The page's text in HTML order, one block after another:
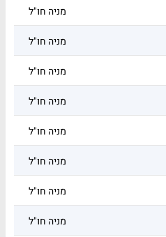
מניה חו"ל
מניה חו"ל
מניה חו"ל
מניה חו"ל
מניה חו"ל
מניה חו"ל
מניה חו"ל
מניה חו"ל